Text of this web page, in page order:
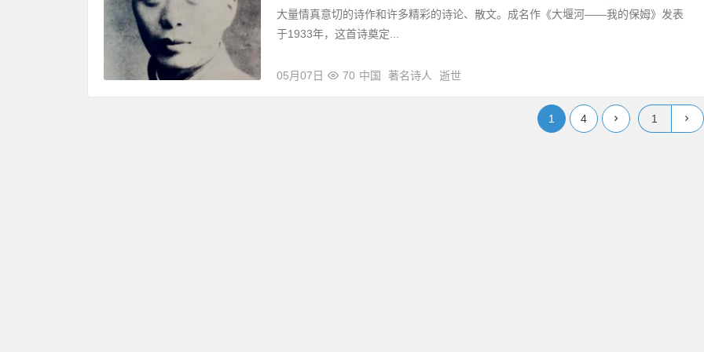
大量情真意切的诗作和许多精彩的诗论、散文。成名作《大堰河——我的保姆》发表
于1933年，这首诗奠定...
05月07日 70 中国 著名诗人 逝世
1 4